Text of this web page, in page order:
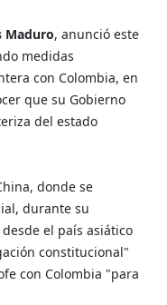
Maduro, anunció este
medidas
con Colombia, en
que su Gobierno
del estado
donde se
durante su
el país asiático
constitucional"
con Colombia "para